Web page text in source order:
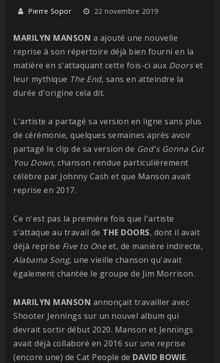
Pierre Sopor 22 novembre 2019
MARILYN MANSON a ajouté une nouvelle
reprise à son répertoire déjà bien fourni en la
matière en s'attaquant cette fois-ci aux Doorset
leur mythique The End, sans en atteindre la
durée d'origine cela dit.
L'artiste a partagé sa version en ligne sans plus
de cérémonie, quelques semaines après avoir
partagé le clip de sa version de God's Gonna Cut
You Down, chanson rendue particulièrement
célèbre par Johnny Cash et que Manson avait
reprise en 2017.
Ce n'est pas la première fois que l'artiste
s'attaque au travail de THE DOORS, dont il avait
déjà reprise Five to Oneet, de manière indirecte,
Alabama Song, une vieille chanson qu'avait
également chantée le groupe de Jim Morrison.
MARILYN MANSON annonçait travailler avec
Shooter Jennings sur un nouvel album qui
devrait sortir début 2020. Manson et Jennings
avait déjà collaboré en 2016 sur une reprise
(encore une) de Cat People de DAVID BOWIE.